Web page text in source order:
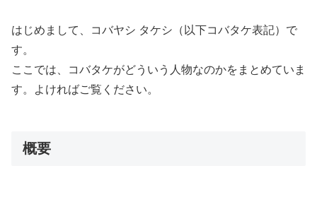
はじめまして、コバヤシ タケシ（以下コバタケ表記）で
す。
ここでは、コバタケがどういう人物なのかをまとめていま
す。よければご覧ください。
概要